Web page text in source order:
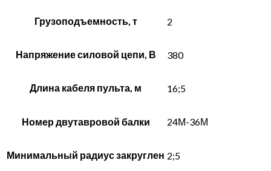
Грузоподъемность, т 2
Напряжение силовой цепи, В 380
Длина кабеля пульта, м 16;5
Номер двутавровой балки 24М-36М
Минимальный радиус закруглен 2;5